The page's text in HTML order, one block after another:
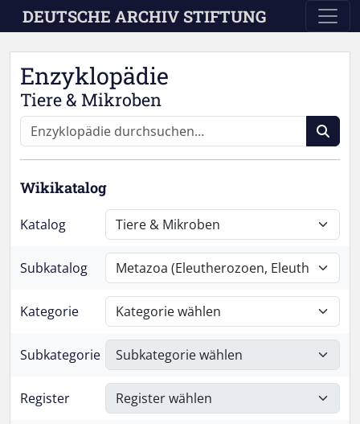
Skip to main content
DEUTSCHE ARCHIV STIFTUNG
Enzyklopädie
Tiere & Mikroben
Wikikatalog
Katalog
Subkatalog
Kategorie
Subkategorie
Register